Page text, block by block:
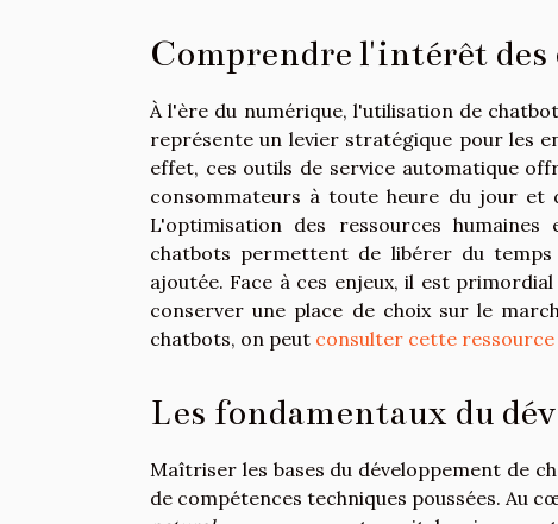
Comprendre l'intérêt
À l'ère du numérique, l'utilisation de
représente un levier stratégique pour les
effet, ces outils de service automatique
consommateurs à toute heure du jour
L'optimisation des ressources
chatbots permettent de libérer du
ajoutée. Face à ces enjeux, il est
conserver une place de choix sur le
chatbots, on peut consulter cette
Les fondamentaux du
Maîtriser les bases du développement de
de compétences techniques poussées. Au